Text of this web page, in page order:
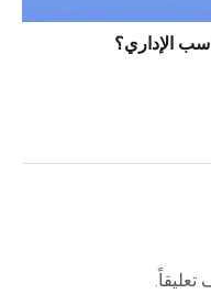
الإداري؟
تعليقاً.